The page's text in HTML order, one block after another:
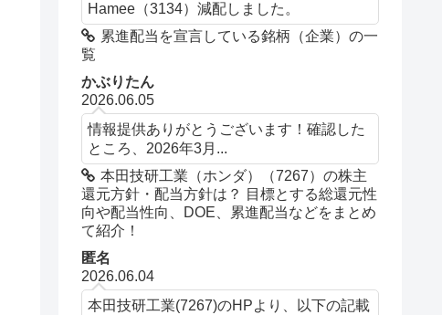
Hamee（3134）減配しました。
累進配当を宣言している銘柄（企業）の一
覧
かぶりたん
2026.06.05
情報提供ありがとうございます！確認した
ところ、2026年3月...
本田技研工業（ホンダ）（7267）の株主
還元方針・配当方針は？ 目標とする総還元性
向や配当性向、DOE、累進配当などをまとめ
て紹介！
匿名
2026.06.04
本田技研工業(7267)のHPより、以下の記載